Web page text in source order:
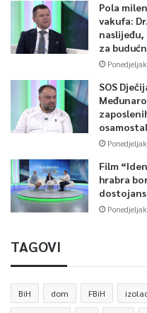
Pola
vakufa:
za
SOS
Film
hrabra
TAGOVI
BiH dom FBiH